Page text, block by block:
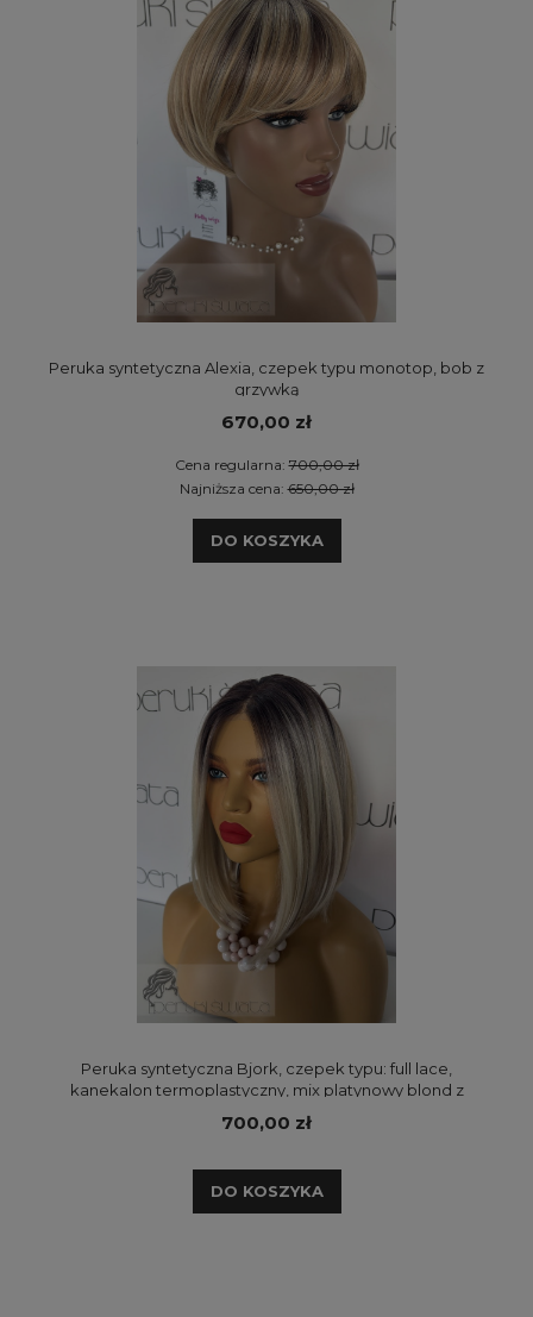
Peruka syntetyczna Alexia, czepek typu monotop, bob z
grzywką
670,00 zł
Cena regularna:700,00 zł
Najniższa cena:650,00 zł
DO KOSZYKA
Peruka syntetyczna Bjork, czepek typu: full lace,
kanekalon termoplastyczny, mix platynowy blond z
700,00 zł
DO KOSZYKA